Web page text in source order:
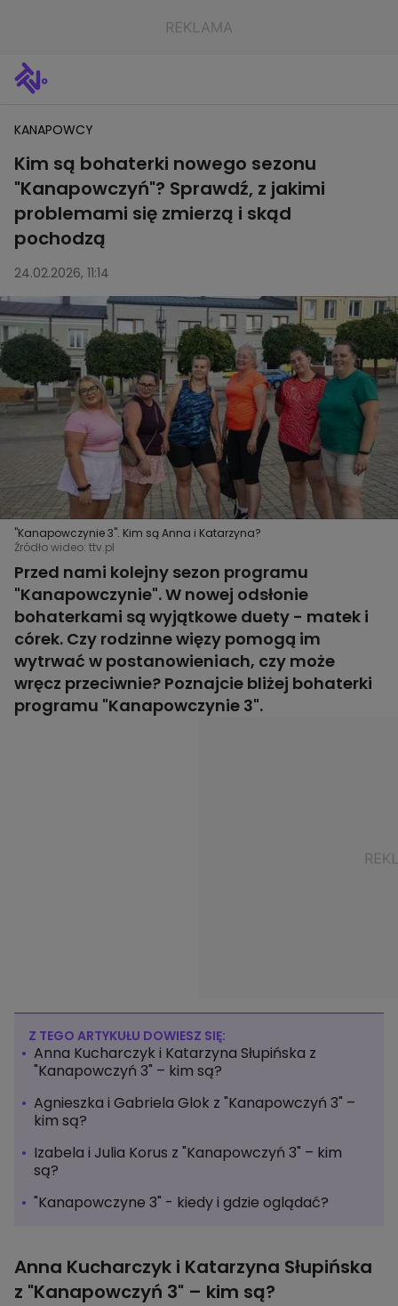
KANAPOWCY
Kim są bohaterki nowego sezonu
"Kanapowczyń"? Sprawdź, z jakimi
problemami się zmierzą i skąd
pochodzą
24.02.2026, 11:14
"Kanapowczynie 3". Kim są Anna i Katarzyna?
Źródło wideo: ttv.pl
Przed nami kolejny sezon programu
"Kanapowczynie". W nowej odsłonie
bohaterkami są wyjątkowe duety - matek i
córek. Czy rodzinne więzy pomogą im
wytrwać w postanowieniach, czy może
wręcz przeciwnie? Poznajcie bliżej bohaterki
programu "Kanapowczynie 3".
Z TEGO ARTYKUŁU DOWIESZ SIĘ:
Anna Kucharczyk i Katarzyna Słupińska z
"Kanapowczyń 3" – kim są?
Agnieszka i Gabriela Glok z "Kanapowczyń 3" –
kim są?
Izabela i Julia Korus z "Kanapowczyń 3" – kim
są?
"Kanapowczyne 3" - kiedy i gdzie oglądać?
Anna Kucharczyk i Katarzyna Słupińska
z "Kanapowczyń 3" – kim są?